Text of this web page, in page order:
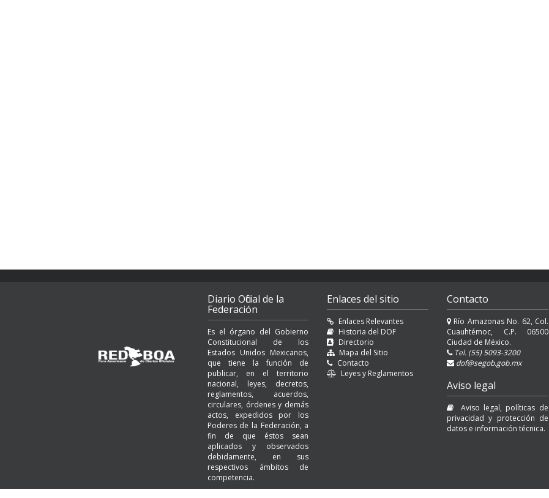
Diario Oficial de la
Federación
Es el órgano del Gobierno
Constitucional de los
Estados Unidos Mexicanos,
que tiene la función de
publicar, en el territorio
nacional, leyes, decretos,
reglamentos, acuerdos,
circulares, órdenes y demás
actos, expedidos por los
Poderes de la Federación, a
fin de que éstos sean
aplicados y observados
debidamente, en sus
respectivos ámbitos de
competencia.
Enlaces del sitio
Enlaces Relevantes
Historia del DOF
Directorio
Mapa del Sitio
Contacto
Leyes y Reglamentos
Contacto
Río Amazonas No. 62, Col.
Cuauhtémoc, C.P. 06500
Ciudad de México.
Tel. (55) 5093-3200
dof@segob.gob.mx
Aviso legal
Aviso legal, políticas de
privacidad y protección de
datos e información técnica.